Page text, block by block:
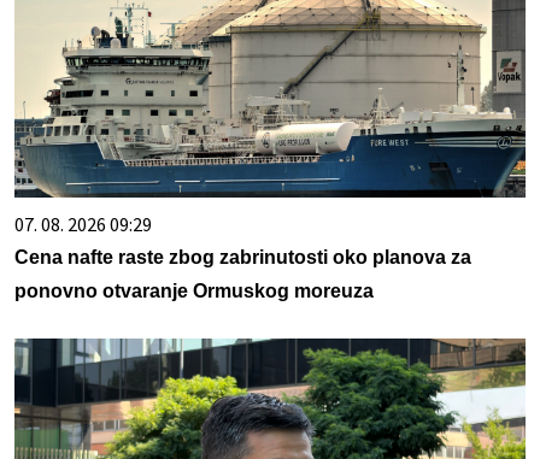
07. 08. 2026 09:29
Cena nafte raste zbog zabrinutosti oko planova za
ponovno otvaranje Ormuskog moreuza